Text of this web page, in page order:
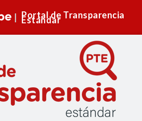
Portal de Transparencia
Estándar